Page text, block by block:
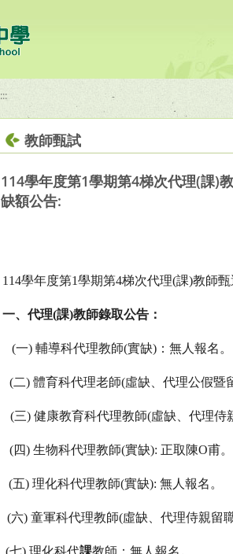
:::
教師甄試
114學年度第1學期第4梯次代理(課)
缺額公告:
114學年度第1學期第4梯次代理(課)教師甄
一、代理(課)教師錄取公告：
(一) 輔導科代理教師(實缺) ：無人報名。
(二)體育科代理老師(虛缺、代理公假暨
(三)健康教育科代理教師(虛缺、代理侍
(四)生物科代理教師(實缺): 正取陳O甫。
(五)理化科代理教師(實缺):無人報名。
(六)童軍科代理教師(虛缺、代理侍親留
(七) 理化科代課教師：無人報名。